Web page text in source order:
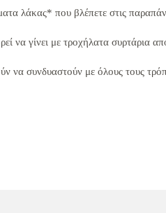
λάκας* που βλέπετε στις
να γίνει με τροχήλατα συρτάρια
να συνδυαστούν με όλους τους